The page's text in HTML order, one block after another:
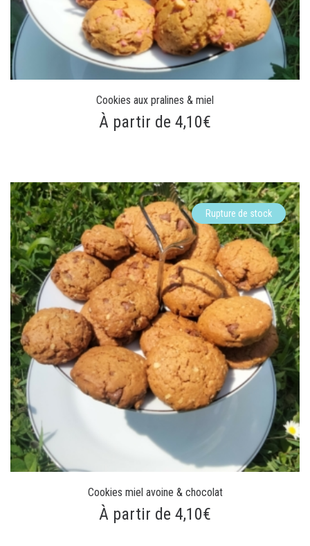
Cookies aux pralines & miel
À partir de 4,10€
Rupture de stock
Cookies miel avoine & chocolat
À partir de 4,10€